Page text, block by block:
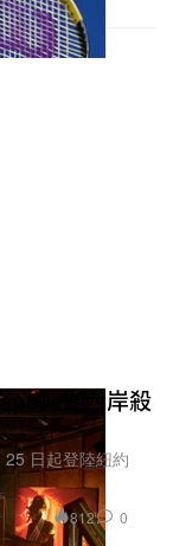
》從西岸殺
日起登陸紐約
812 0